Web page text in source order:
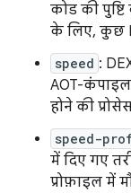
कोड की
के लिए, कुछ
speed :
AOT-
होने की
speed-
में दिए गए
प्रोफ़ाइल में